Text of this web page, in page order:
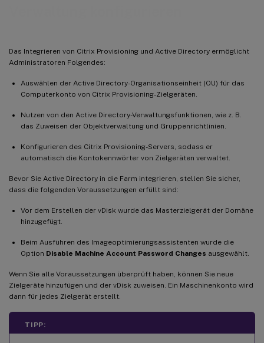
Das Integrieren von Citrix Provisioning und Active Directory ermöglicht
Administratoren Folgendes:
Auswählen der Active Directory-Organisationseinheit (OU) für das
Computerkonto von Citrix Provisioning-Zielgeräten.
Nutzen von den Active Directory-Verwaltungsfunktionen, wie z. B.
das Zuweisen der Objektverwaltung und Gruppenrichtlinien.
Konfigurieren des Citrix Provisioning-Servers, sodass er
automatisch die Kontokennwörter von Zielgeräten verwaltet.
Bevor Sie Active Directory in die Farm integrieren, stellen Sie sicher,
dass die folgenden Voraussetzungen erfüllt sind:
Vor dem Erstellen der vDisk wurde das Masterzielgerät der Domäne
hinzugefügt.
Beim Ausführen des Imageoptimierungsassistenten wurde die
Option Disable Machine Account Password Changes ausgewählt.
Wenn Sie alle Voraussetzungen überprüft haben, können Sie neue
Zielgeräte hinzufügen und der vDisk zuweisen. Ein Maschinenkonto wird
dann für jedes Zielgerät erstellt.
TIPP: